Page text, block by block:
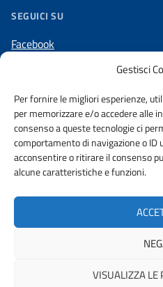
Gestisci
Per fornire le migliori esperienze,
per memorizzare e/o accedere alle
consenso a queste tecnologie ci
comportamento di navigazione o ID
acconsentire o ritirare il consenso
alcune caratteristiche e funzioni.
VISUALIZZA LE
SEGUICI SU
Facebook
AMMINISTRAZIONE TRASPARENTE
DICHIARAZIONE DI ACCESSIBILITA’
© 2026 ORDINE DEGLI INGEGNERI